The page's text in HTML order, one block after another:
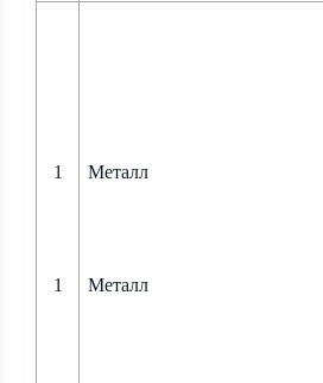
1
1
Металл
Металл